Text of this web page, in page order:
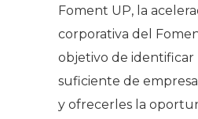
Foment UP, la
corporativa del
objetivo de
suficiente de
y ofrecerles la